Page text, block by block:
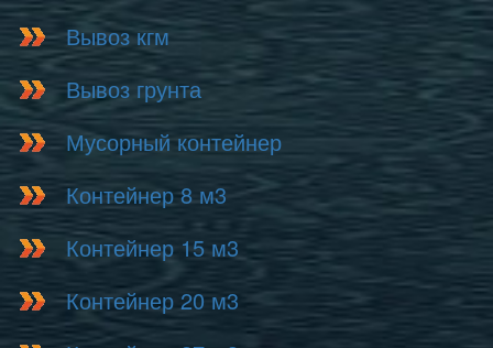
Вывоз кгм
Вывоз грунта
Мусорный контейнер
Контейнер 8 м3
Контейнер 15 м3
Контейнер 20 м3